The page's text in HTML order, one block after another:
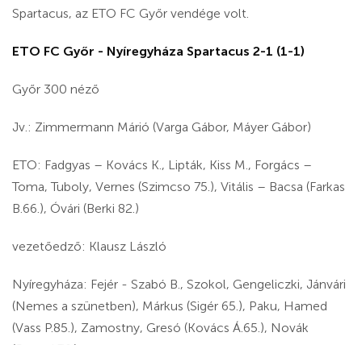
Spartacus, az ETO FC Győr vendége volt.
ETO FC Győr - Nyíregyháza Spartacus 2-1 (1-1)
Győr 300 néző
Jv.: Zimmermann Márió (Varga Gábor, Máyer Gábor)
ETO: Fadgyas – Kovács K., Lipták, Kiss M., Forgács –
Toma, Tuboly, Vernes (Szimcso 75.), Vitális – Bacsa (Farkas
B.66.), Óvári (Berki 82.)
vezetőedző: Klausz László
Nyíregyháza: Fejér - Szabó B., Szokol, Gengeliczki, Jánvári
(Nemes a szünetben), Márkus (Sigér 65.), Paku, Hamed
(Vass P.85.), Zamostny, Gresó (Kovács Á.65.), Novák